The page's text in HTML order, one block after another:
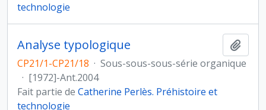
technologie
Analyse typologique
CP21/1-CP21/18 · Sous-sous-sous-série organique
· [1972]-Ant.2004
Fait partie de Catherine Perlès. Préhistoire et
technologie